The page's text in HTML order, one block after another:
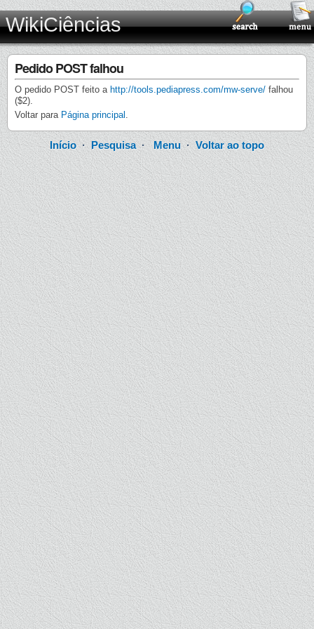
WikiCiências
Pedido POST falhou
O pedido POST feito a http://tools.pediapress.com/mw-serve/ falhou
($2).
Voltar para Página principal .
Início·Pesquisa· Menu· Voltar ao topo